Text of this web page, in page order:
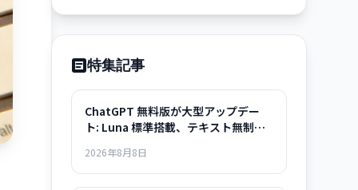
特集記事
ChatGPT 無料版が大型アップデー
ト: Luna 標準搭載、テキスト無制
2026年8月8日